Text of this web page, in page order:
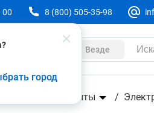
город
00 8 (800) 505-35-98
Везде
Теодолиты
AMO TDL-20